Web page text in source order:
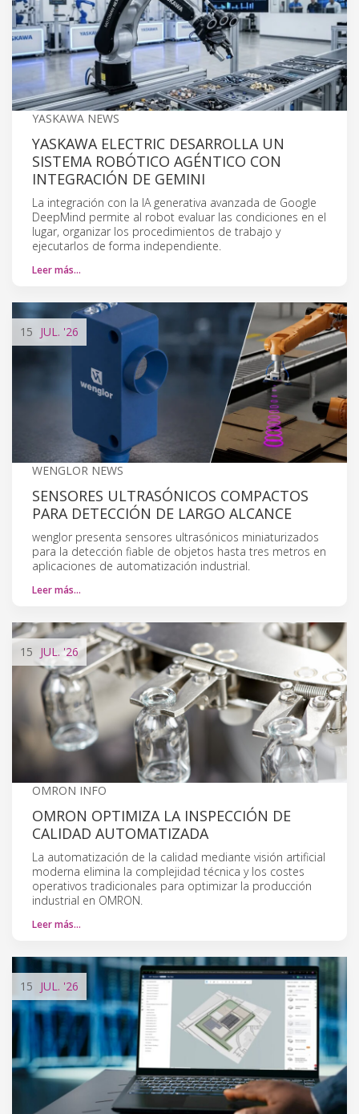
YASKAWA NEWS
YASKAWA ELECTRIC DESARROLLA UN
SISTEMA ROBÓTICO AGÉNTICO CON
INTEGRACIÓN DE GEMINI
La integración con la IA generativa avanzada de Google
DeepMind permite al robot evaluar las condiciones en el
lugar, organizar los procedimientos de trabajo y
ejecutarlos de forma independiente.
Leer más…
15 JUL. '26
WENGLOR NEWS
SENSORES ULTRASÓNICOS COMPACTOS
PARA DETECCIÓN DE LARGO ALCANCE
wenglor presenta sensores ultrasónicos miniaturizados
para la detección fiable de objetos hasta tres metros en
aplicaciones de automatización industrial.
Leer más…
15 JUL. '26
OMRON INFO
OMRON OPTIMIZA LA INSPECCIÓN DE
CALIDAD AUTOMATIZADA
La automatización de la calidad mediante visión artificial
moderna elimina la complejidad técnica y los costes
operativos tradicionales para optimizar la producción
industrial en OMRON.
Leer más…
15 JUL. '26